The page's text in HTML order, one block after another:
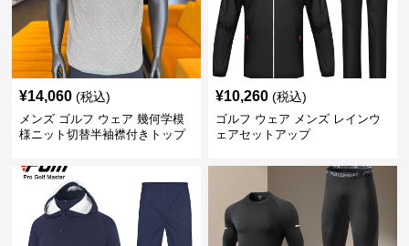
¥14,060 (税込)
メンズ ゴルフ ウェア 幾何学模
様ニット切替半袖襟付きトップ
¥10,260 (税込)
ゴルフ ウェア メンズ レインウ
ェアセットアップ